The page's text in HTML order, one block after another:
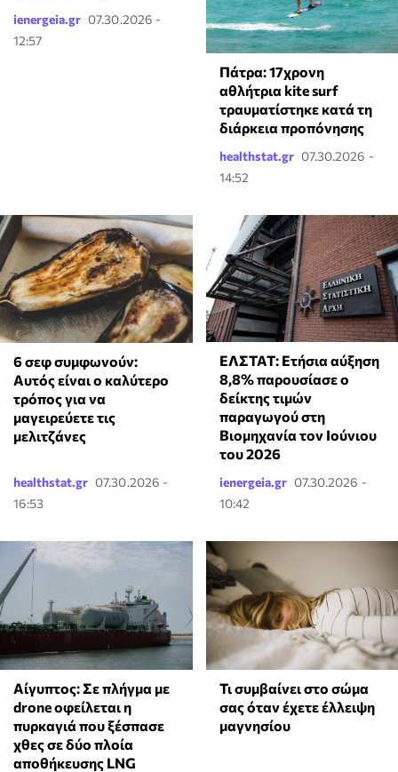
ienergeia.gr 07.30.2026 -
12:57
Πάτρα: 17χρονη
αθλήτρια kite surf
τραυματίστηκε κατά τη
διάρκεια προπόνησης
healthstat.gr 07.30.2026 -
14:52
6 σεφ συμφωνούν:
Αυτός είναι ο καλύτερο
τρόπος για να
μαγειρεύετε τις
μελιτζάνες
healthstat.gr 07.30.2026 -
16:53
ΕΛΣΤΑΤ: Ετήσια αύξηση
8,8% παρουσίασε ο
δείκτης τιμών
παραγωγού στη
Βιομηχανία τον Ιούνιου
του 2026
ienergeia.gr 07.30.2026 -
10:42
Αίγυπτος: Σε πλήγμα με
drone οφείλεται η
πυρκαγιά που ξέσπασε
χθες σε δύο πλοία
αποθήκευσης LNG
Τι συμβαίνει στο σώμα
σας όταν έχετε έλλειψη
μαγνησίου